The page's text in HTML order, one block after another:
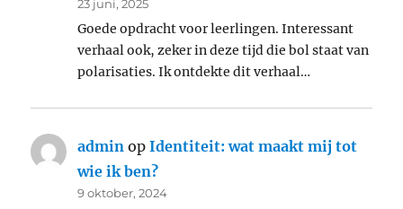
23 juni, 2025
Goede opdracht voor leerlingen. Interessant
verhaal ook, zeker in deze tijd die bol staat van
polarisaties. Ik ontdekte dit verhaal…
admin opIdentiteit: wat maakt mij tot
wie ik ben?
9 oktober, 2024